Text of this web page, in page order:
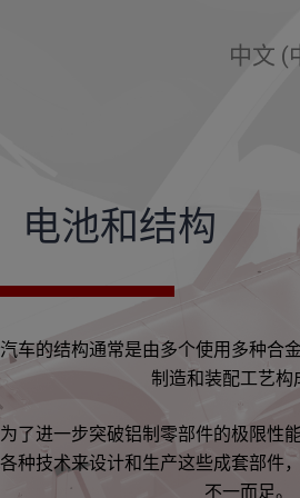
中文 (
电池和结构
汽车的结构通常是由多个使用多种合
制造和装配工艺构
为了进一步突破铝制零部件的极限性
各种技术来设计和生产这些成套部件
不一而足。